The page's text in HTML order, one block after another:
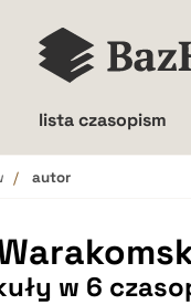
lista czasopism
autor
w 6